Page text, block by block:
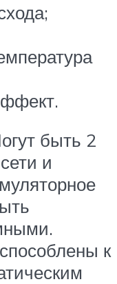
быть 2
и
к